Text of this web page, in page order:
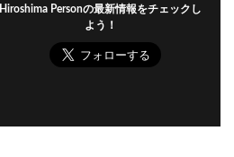
Hiroshima Personの最新情報をチェックし
よう！